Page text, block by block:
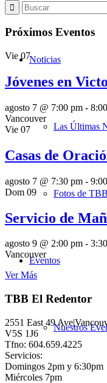
Noticias
Las Últimas
Fotos de TBB
Eventos
Nuestros
Próximos Eventos
Vie 07
Jóvenes en
agosto 7 @ 7:00 pm -
Vancouver
Vie 07
Casas de
agosto 7 @ 7:30 pm -
Dom 09
Servicio de
agosto 9 @ 2:00 pm -
Vancouver
Ver Más
TBB El Redentor
2551 East 49
V5S 1J6
Tfno: 604.659.4225
Servicios:
Domingos 2pm y 6:30pm
Miércoles 7pm